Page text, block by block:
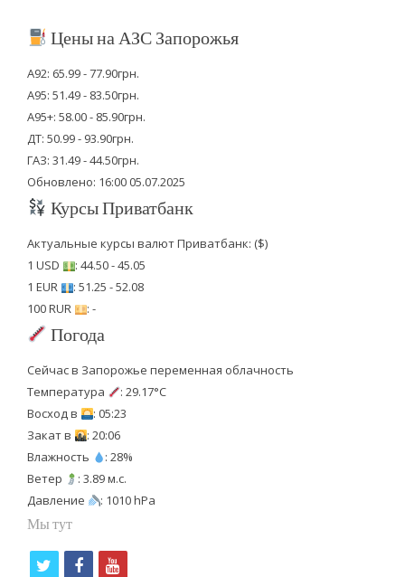
Цены на АЗС Запорожья
А92: 65.99 - 77.90грн.
А95: 51.49 - 83.50грн.
А95+: 58.00 - 85.90грн.
ДТ: 50.99 - 93.90грн.
ГАЗ: 31.49 - 44.50грн.
Обновлено: 16:00 05.07.2025
Курсы Приватбанк
Актуальные курсы валют Приватбанк: ($)
1 USD
: 44.50 - 45.05
1 EUR
: 51.25 - 52.08
100 RUR
: -
Погода
Сейчас в Запорожье переменная облачность
Температура
: 29.17°C
Восход в
: 05:23
Закат в
: 20:06
Влажность
: 28%
Ветер
: 3.89 м.с.
Давление
: 1010 hPa
Мы тут
f
y